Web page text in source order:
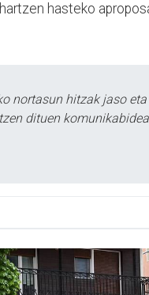
hasteko
nortasun hitzak jaso
dituen